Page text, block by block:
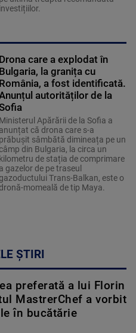
investițiilor.
Drona care a explodat în
Bulgaria, la granița cu
România, a fost identificată.
autorităților de la
Ministerul Apărării de la Sofia a
anunțat că drona care s-a
prăbușit sâmbătă dimineața pe un
din Bulgaria, la circa un
kilometru de stația de comprimare
a gazelor de pe traseul
gazoductului Trans-Balkan, este o
dronă-momeală de tip Maya.
ȘTIRI
preferată a lui Florin
MastrerChef a vorbit
în bucătărie